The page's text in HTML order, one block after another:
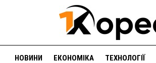
НОВИНИ ЕКОНОМІКА ТЕХНОЛОГІЇ